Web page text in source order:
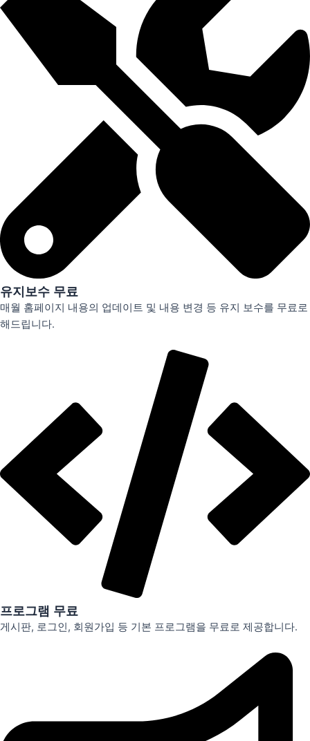
유지보수 무료
매월 홈페이지 내용의 업데이트 및 내용 변경 등 유지 보수를 무료로
해드립니다.
프로그램 무료
게시판, 로그인, 회원가입 등 기본 프로그램을 무료로 제공합니다.